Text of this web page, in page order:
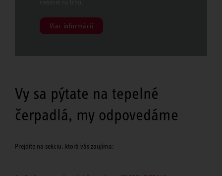
Viac informácií
Vy sa pýtate na tepelné
čerpadlá, my odpovedáme
Prejdite na sekciu, ktorá vás zaujíma: